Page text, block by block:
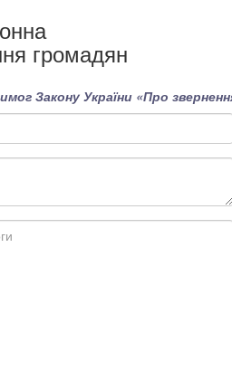
громадян
Закону України «Про